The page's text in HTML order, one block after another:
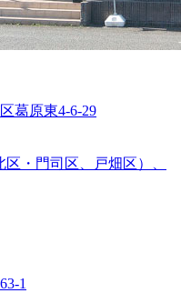
葛原東4-6-29
・門司区、戸畑区）、
1